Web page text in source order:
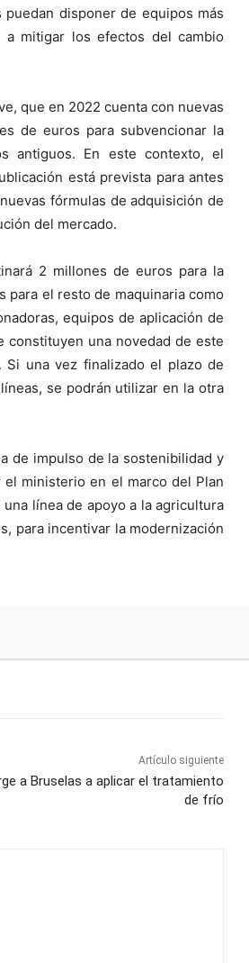
disponer de equipos más
mitigar los efectos del cambio
que en 2022 cuenta con nuevas
de euros para subvencionar la
antiguos. En este contexto, el
está prevista para antes
fórmulas de adquisición de
del mercado.
2 millones de euros para la
para el resto de maquinaria como
equipos de aplicación de
una novedad de este
Si una vez finalizado el plazo de
se podrán utilizar en la otra
de impulso de la sostenibilidad y
ministerio en el marco del Plan
línea de apoyo a la agricultura
para incentivar la modernización
Artículo siguiente
a Bruselas a aplicar el tratamiento
de frío